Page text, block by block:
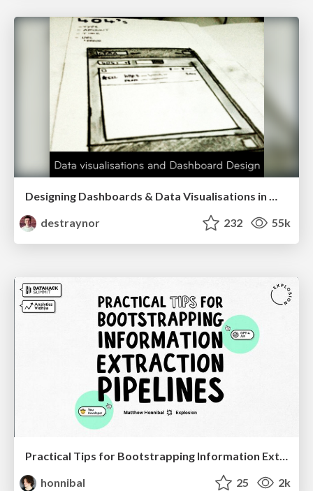
destraynor
232 55k
Practical Tips for Bootstrapping Information Extraction Pipelines
honnibal
25 2k